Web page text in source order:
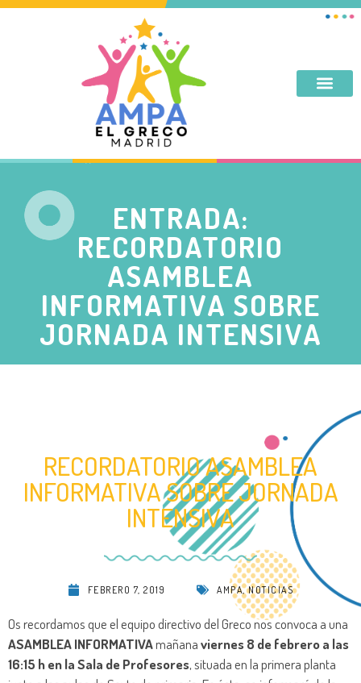
ENTRADA:
RECORDATORIO
ASAMBLEA
INFORMATIVA SOBRE
JORNADA INTENSIVA
RECORDATORIO ASAMBLEA
INFORMATIVA SOBRE JORNADA
INTENSIVA
FEBRERO 7, 2019 AMPA,NOTICIAS
Os recordamos que el equipo directivo del Greco nos convoca a una
ASAMBLEA INFORMATIVAmañanaviernes 8 de febrero a las
16:15 h en la Sala de Profesores, situada en la primera planta